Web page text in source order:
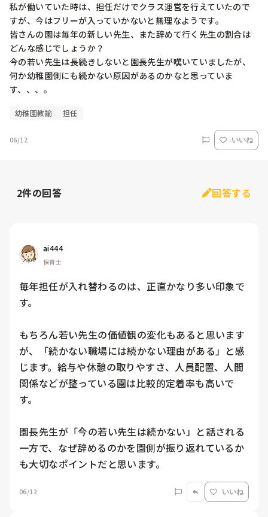
私が働いていた時は、担任だけでクラス運営を行えていたので
すが、今はフリーが入っていかないと無理なようです。
皆さんの園は毎年の新しい先生、また辞めて行く先生の割合は
どんな感じでしょうか？
今の若い先生は長続きしないと園長先生が嘆いていましたが、
何か幼稚園側にも続かない原因があるのかなと思っていま
す、、、。
幼稚園教諭 担任
06/12 いいね
2件の回答 回答する
ai444
保育士
毎年担任が入れ替わるのは、正直かなり多い印象で
す。
もちろん若い先生の価値観の変化もあると思います
が、「続かない職場には続かない理由がある」と感
じます。給与や休憩の取りやすさ、人員配置、人間
関係などが整っている園は比較的定着率も高いで
す。
園長先生が「今の若い先生は続かない」と話される
一方で、なぜ辞めるのかを園側が振り返れているか
も大切なポイントだと思います。
06/12 いいね